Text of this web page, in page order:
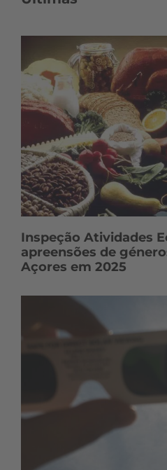
Inspeção Atividades
apreensões de
Açores em 2025